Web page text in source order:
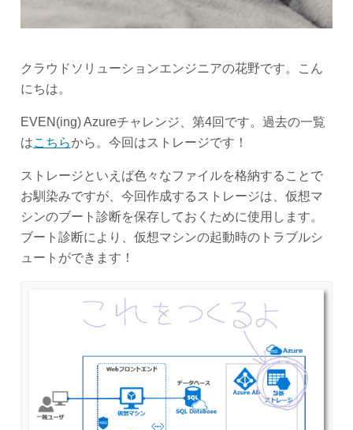
クラウドソリューションエンジニアの花野です。こん
にちは。
EVEN(ing) Azureチャレンジ、第4回です。過去の一覧
はこちらから。今回はストレージです！
ストレージといえば色々なファイルを格納することで
お馴染みですが、今回作成するストレージは、仮想マ
シンのブート診断を保存しておくために使用します。
ブート診断により、仮想マシンの起動時のトラブルシ
ュートができます！